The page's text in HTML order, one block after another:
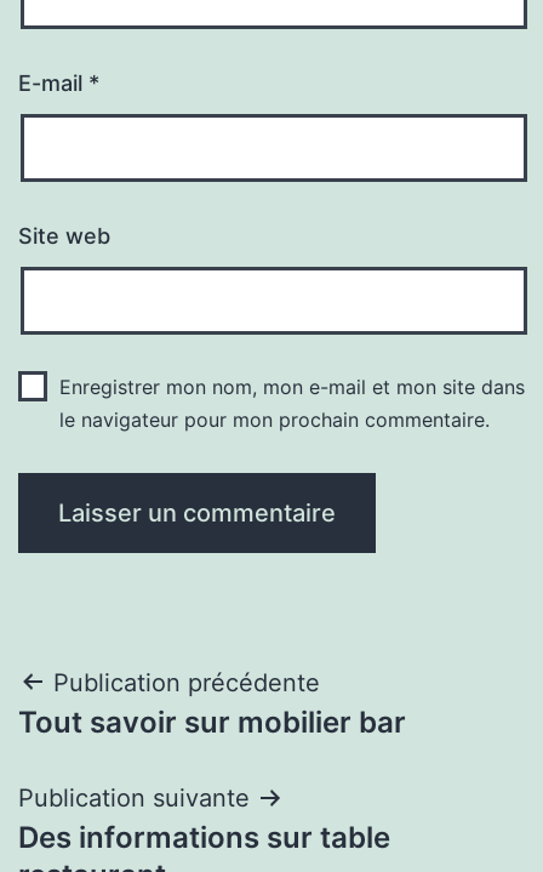
E-mail *
Site web
Enregistrer mon nom, mon e-mail et mon site dans
le navigateur pour mon prochain commentaire.
Navigation
de
l’article
Publication précédente
Tout savoir sur mobilier bar
Publication suivante
Des informations sur table